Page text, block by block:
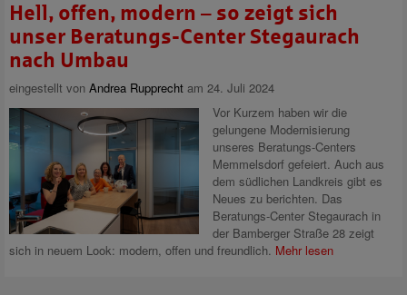
Hell, offen, modern – so zeigt sich
unser Beratungs-Center Stegaurach
nach Umbau
eingestellt von Andrea Rupprecht am 24. Juli 2024
Vor Kurzem haben wir die
gelungene Modernisierung
unseres Beratungs-Centers
Memmelsdorf gefeiert. Auch aus
dem südlichen Landkreis gibt es
Neues zu berichten. Das
Beratungs-Center Stegaurach in
der Bamberger Straße 28 zeigt
sich in neuem Look: modern, offen und freundlich. Mehr lesen